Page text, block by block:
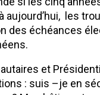
aujourd’hui, les
des échéances
et
: suis –je en